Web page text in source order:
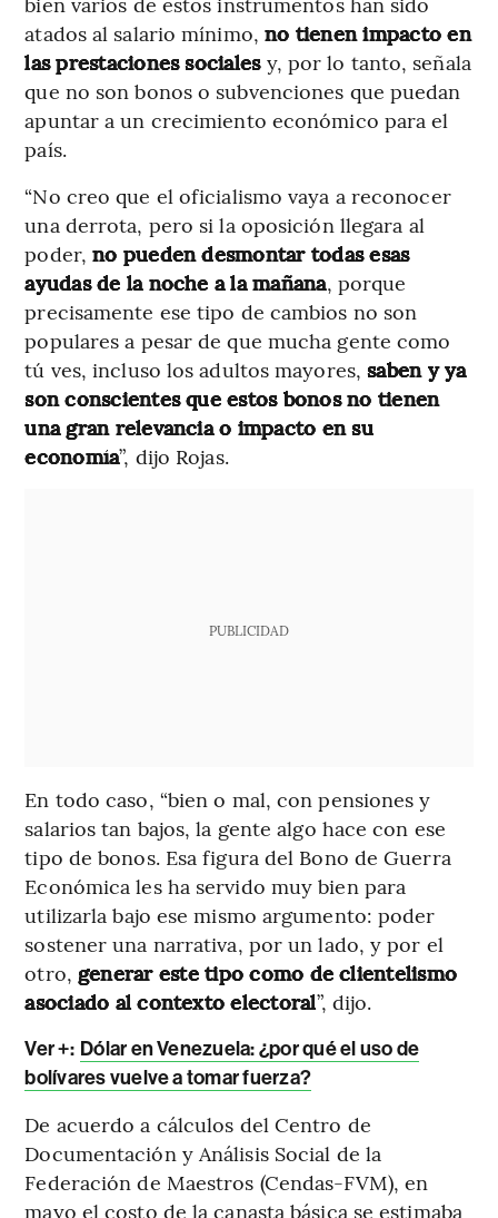
atados al salario mínimo, no tienen impacto en
las prestaciones socialesy, por lo tanto, señala
que no son bonos o subvenciones que puedan
apuntar a un crecimiento económico para el
país.
“No creo que el oficialismo vaya a reconocer
una derrota, pero si la oposición llegara al
poder,no pueden desmontar todas esas
ayudas de la noche a la mañana, porque
precisamente ese tipo de cambios no son
populares a pesar de que mucha gente como
tú ves, incluso los adultos mayores, saben y ya
son conscientes que estos bonos no tienen
una gran relevancia o impacto en su
economía”, dijo Rojas.
PUBLICIDAD
En todo caso, “bien o mal, con pensiones y
salarios tan bajos, la gente algo hace con ese
tipo de bonos. Esa figura del Bono de Guerra
Económica les ha servido muy bien para
utilizarla bajo ese mismo argumento: poder
sostener una narrativa, por un lado, y por el
otro, generar este tipo como de clientelismo
asociado al contexto electoral”, dijo.
Ver +: Dólar en Venezuela: ¿por qué el uso de
bolívares vuelve a tomar fuerza?
De acuerdo a cálculos del Centro de
Documentación y Análisis Social de la
Federación de Maestros (Cendas-FVM), en
mayo el costo de la canasta básica se estimaba